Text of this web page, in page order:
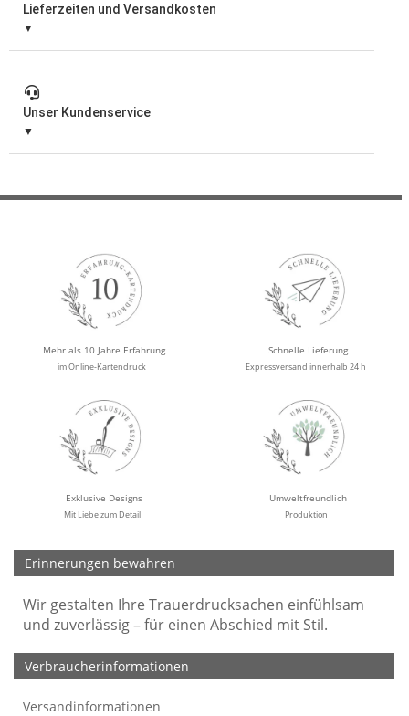
Lieferzeiten und Versandkosten
Unser Kundenservice
Mehr als 10 Jahre Erfahrung
im Online-Kartendruck
Schnelle Lieferung
Expressversand innerhalb 24 h
Exklusive Designs
Mit Liebe zum Detail
Umweltfreundlich
Produktion
Erinnerungen bewahren
Wir gestalten Ihre Trauerdrucksachen einfühlsam
und zuverlässig – für einen Abschied mit Stil.
Verbraucherinformationen
Versandinformationen
Werbefreie Trauerkarten
Tipps
So bestellen Sie
Preise und Muster
Texte für Trauerkarten
Texte für Kondolenzkarten